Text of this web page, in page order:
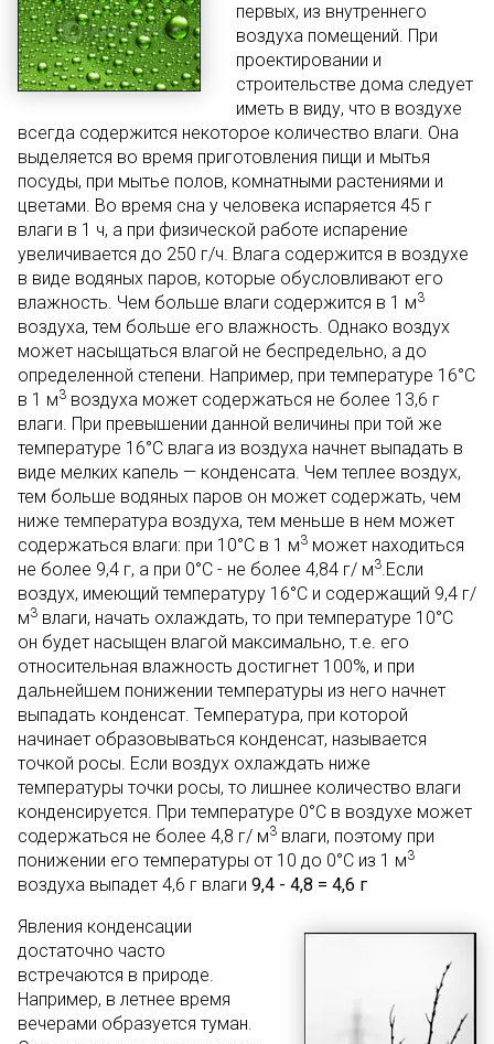
первых, из внутреннего
воздуха помещений. При
проектировании и
строительстве дома следует
иметь в виду, что в воздухе
всегда содержится некоторое количество влаги. Она
выделяется во время приготовления пищи и мытья
посуды, при мытье полов, комнатными растениями и
цветами. Во время сна у человека испаряется 45 г
влаги в 1 ч, а при физической работе испарение
увеличивается до 250 г/ч. Влага содержится в воздухе
в виде водяных паров, которые обусловливают его
влажность. Чем больше влаги содержится в 1 м3
воздуха, тем больше его влажность. Однако воздух
может насыщаться влагой не беспредельно, а до
определенной степени. Например, при температуре 16°C
в 1 м3 воздуха может содержаться не более 13,6 г
влаги. При превышении данной величины при той же
температуре 16°C влага из воздуха начнет выпадать в
виде мелких капель — конденсата. Чем теплее воздух,
тем больше водяных паров он может содержать, чем
ниже температура воздуха, тем меньше в нем может
содержаться влаги: при 10°C в 1 м3 может находиться
не более 9,4 г, а при 0°C - не более 4,84 г/ м3.Если
воздух, имеющий температуру 16°С и содержащий 9,4 г/
м3 влаги, начать охлаждать, то при температуре 10°С
он будет насыщен влагой максимально, т.е. его
относительная влажность достигнет 100%, и при
дальнейшем понижении температуры из него начнет
выпадать конденсат. Температура, при которой
начинает образовываться конденсат, называется
точкой росы. Если воздух охлаждать ниже
температуры точки росы, то лишнее количество влаги
конденсируется. При температуре 0°C в воздухе может
содержаться не более 4,8 г/ м3 влаги, поэтому при
понижении его температуры от 10 до 0°С из 1 м3
воздуха выпадет 4,6 г влаги 9,4 - 4,8 = 4,6 г
Явления конденсации
достаточно часто
встречаются в природе.
Например, в летнее время
вечерами образуется туман.